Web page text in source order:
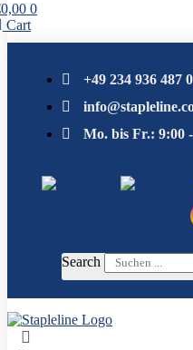
0,00 0
Cart
+49 234 936 487
Mo. bis Fr.: 9:00
Search